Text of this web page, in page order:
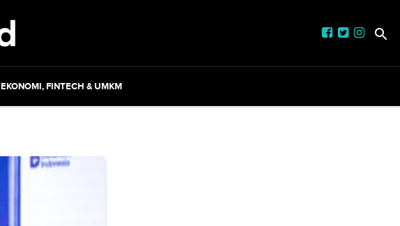
EKONOMI, FINTECH & UMKM